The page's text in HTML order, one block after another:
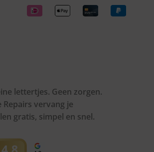
lettertjes. Geen zorgen.
Repairs vervang je
gratis, simpel en snel.